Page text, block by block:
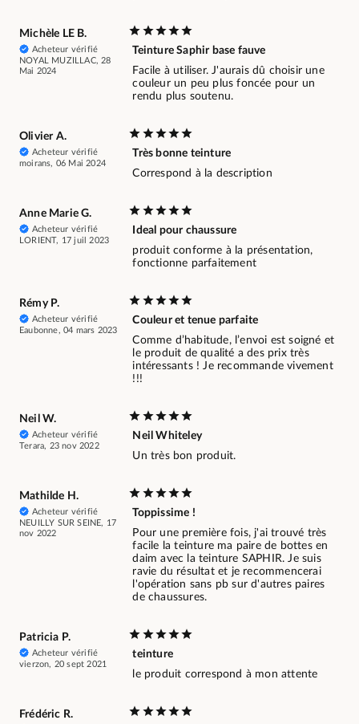
Michèle LE B.
Acheteur vérifié
NOYAL MUZILLAC, 28
Mai 2024
Teinture Saphir base fauve
Facile à utiliser. J'aurais dû choisir une
couleur un peu plus foncée pour un
rendu plus soutenu.
Olivier A.
Acheteur vérifié
moirans, 06 Mai 2024
Très bonne teinture
Correspond à la description
Anne Marie G.
Acheteur vérifié
LORIENT, 17 juil 2023
Ideal pour chaussure
produit conforme à la présentation,
fonctionne parfaitement
Rémy P.
Acheteur vérifié
Eaubonne, 04 mars 2023
Couleur et tenue parfaite
Comme d’habitude, l’envoi est soigné et
le produit de qualité a des prix très
intéressants ! Je recommande vivement
!!!
Neil W.
Acheteur vérifié
Terara, 23 nov 2022
Neil Whiteley
Un très bon produit.
Mathilde H.
Acheteur vérifié
NEUILLY SUR SEINE, 17
nov 2022
Toppissime !
Pour une première fois, j'ai trouvé très
facile la teinture ma paire de bottes en
daim avec la teinture SAPHIR. Je suis
ravie du résultat et je recommencerai
l'opération sans pb sur d'autres paires
de chaussures.
Patricia P.
Acheteur vérifié
vierzon, 20 sept 2021
teinture
le produit correspond à mon attente
Frédéric R.